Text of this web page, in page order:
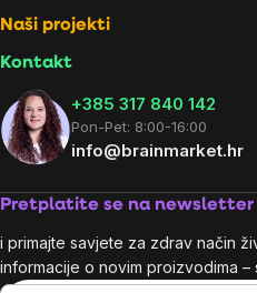
Naši projekti
Kontakt
+385 317 840 142
Pon-Pet: 8:00-16:00
info@brainmarket.hr
Pretplatite se na newsletter
i primajte savjete za zdrav način
informacije o novim proizvodima –